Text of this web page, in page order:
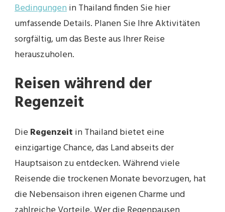
Bedingungenin Thailand finden Sie hier
umfassende Details. Planen Sie Ihre Aktivitäten
sorgfältig, um das Beste aus Ihrer Reise
herauszuholen.
Reisen während der
Regenzeit
Die Regenzeit in Thailand bietet eine
einzigartige Chance, das Land abseits der
Hauptsaison zu entdecken. Während viele
Reisende die trockenen Monate bevorzugen, hat
die Nebensaison ihren eigenen Charme und